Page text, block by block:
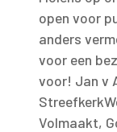
open voor
anders
voor een
voor! Jan v
Volmaakt,